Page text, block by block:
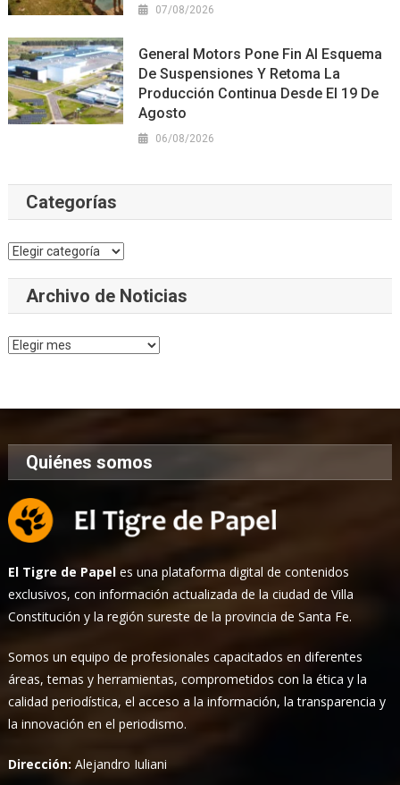
07/08/2026
General Motors Pone Fin Al Esquema
De Suspensiones Y Retoma La
Producción Continua Desde El 19 De
Agosto
06/08/2026
Categorías
Categorías
Archivo de Noticias
Archivo
Quiénes somos
El Tigre de Papel es una plataforma digital de contenidos
exclusivos, con información actualizada de la ciudad de Villa
Constitución y la región sureste de la provincia de Santa Fe.
Somos un equipo de profesionales capacitados en diferentes
áreas, temas y herramientas, comprometidos con la ética y la
calidad periodística, el acceso a la información, la transparencia y
la innovación en el periodismo.
Dirección:Alejandro Iuliani